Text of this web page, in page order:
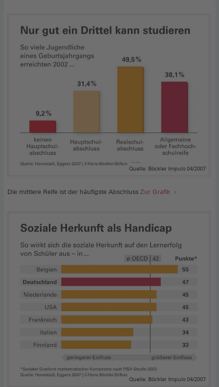
Fenster)
Quelle: Böckler Impuls 04/2007
Die mittlere Reife ist der häufigste Abschluss Zur Grafik
Quelle: Böckler Impuls 04/2007